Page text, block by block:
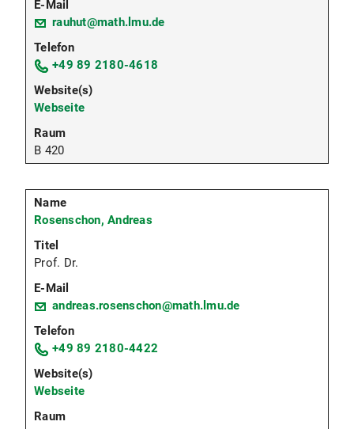
rauhut@math.lmu.de
+49 89 2180-4618
Webseite
B 420
Rosenschon, Andreas
Prof. Dr.
andreas.rosenschon@math.lmu.de
+49 89 2180-4422
Webseite